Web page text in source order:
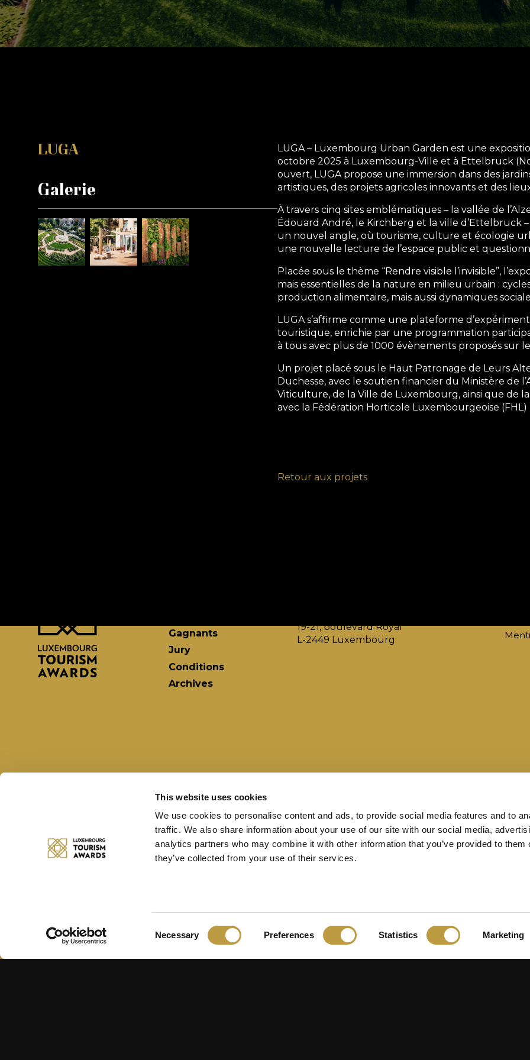
This website uses cookies
We use cookies to personalise content and ads, to provide social media features and to
traffic. We also share information about your use of our site with our social media,
analytics partners who may combine it with other information that you’ve provided to them
they’ve collected from your use of their services.
Necessary Preferences Statistics Marketing
LUGA
Galerie
LUGA – Luxembourg Urban Garden est une
octobre 2025 à Luxembourg-Ville et à Ettelbruck
ouvert, LUGA propose une immersion dans des
artistiques, des projets agricoles innovants et des
À travers cinq sites emblématiques – la vallée de
Édouard André, le Kirchberg et la ville d’Ettelbruck
un nouvel angle, où tourisme, culture et écologie
une nouvelle lecture de l’espace public et
Placée sous le thème “Rendre visible l’invisible”,
mais essentielles de la nature en milieu urbain :
production alimentaire, mais aussi dynamiques
LUGA s’affirme comme une plateforme
touristique, enrichie par une programmation
à tous avec plus de 1000 évènements proposés sur
Un projet placé sous le Haut Patronage de Leurs
Duchesse, avec le soutien financier du Ministère de
Viticulture, de la Ville de Luxembourg, ainsi que de
avec la Fédération Horticole Luxembourgeoise
Retour aux projets
Gagnants
Jury
Conditions
Archives
19-21, boulevard Royal
L-2449 Luxembourg